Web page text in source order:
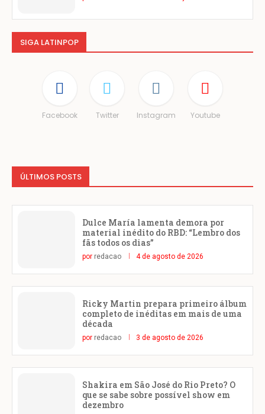
SIGA LATINPOP
Facebook Twitter Instagram Youtube
ÚLTIMOS POSTS
Dulce María lamenta demora por
material inédito do RBD: “Lembro dos
fãs todos os dias”
por redacao 4 de agosto de 2026
Ricky Martin prepara primeiro álbum
completo de inéditas em mais de uma
década
por redacao 3 de agosto de 2026
Shakira em São José do Rio Preto? O
que se sabe sobre possível show em
dezembro